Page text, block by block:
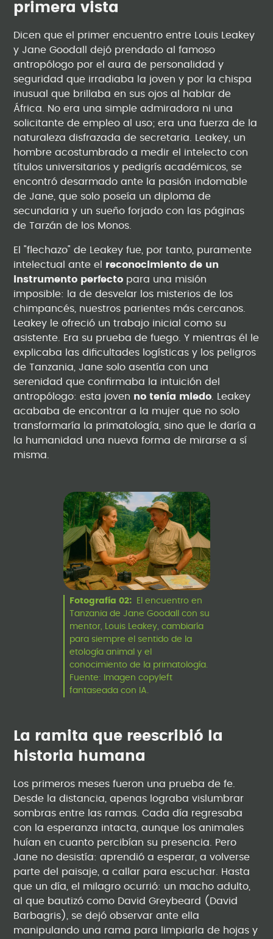
primera vista
Dicen que el primer encuentro entre Louis Leakey
y Jane Goodall dejó prendado al famoso
antropólogo por el aura de personalidad y
seguridad que irradiaba la joven y por la chispa
inusual que brillaba en sus ojos al hablar de
África. No era una simple admiradora ni una
solicitante de empleo al uso; era una fuerza de la
naturaleza disfrazada de secretaria. Leakey, un
hombre acostumbrado a medir el intelecto con
títulos universitarios y pedigrís académicos, se
encontró desarmado ante la pasión indomable
de Jane, que solo poseía un diploma de
secundaria y un sueño forjado con las páginas
de Tarzán de los Monos.
El "flechazo" de Leakey fue, por tanto, puramente
intelectual ante el reconocimiento de un
instrumento perfecto para una misión
imposible: la de desvelar los misterios de los
chimpancés, nuestros parientes más cercanos.
Leakey le ofreció un trabajo inicial como su
asistente. Era su prueba de fuego. Y mientras él le
explicaba las dificultades logísticas y los peligros
de Tanzania, Jane solo asentía con una
serenidad que confirmaba la intuición del
antropólogo: esta joven no tenía miedo . Leakey
acababa de encontrar a la mujer que no solo
transformaría la primatología, sino que le daría a
la humanidad una nueva forma de mirarse a sí
misma.
Fotografía 02:
El encuentro en
Tanzania de Jane Goodall con su
mentor, Louis Leakey, cambiaría
para siempre el sentido de la
etología animal y el
conocimiento de la primatología.
Fuente: Imagen copyleft
fantaseada con IA.
La ramita que reescribió la
historia humana
Los primeros meses fueron una prueba de fe.
Desde la distancia, apenas lograba vislumbrar
sombras entre las ramas. Cada día regresaba
con la esperanza intacta, aunque los animales
huían en cuanto percibían su presencia. Pero
Jane no desistía: aprendió a esperar, a volverse
parte del paisaje, a callar para escuchar. Hasta
que un día, el milagro ocurrió: un macho adulto,
al que bautizó como David Greybeard (David
Barbagris), se dejó observar ante ella
manipulando una rama para limpiarla de hojas y